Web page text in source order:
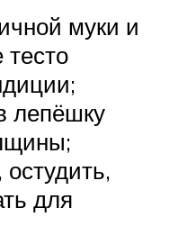
муки и
лепёшку
для